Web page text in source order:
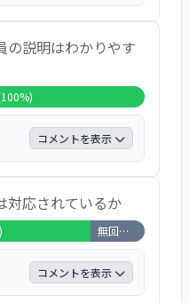
答えた方が全体の
もいえない」が
「無回答＋非該
た。自由記述欄に
んでした。
の説明はわかりやす
コメントを表示
答えた方が全体の
もいえない」が
無回答＋非該当」
自由記述欄に寄せ
した。
対応されているか
無回答・非該当 4名 (17%)
コメントを表示